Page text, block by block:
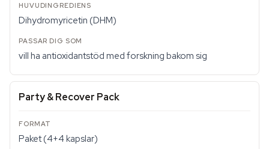
Dihydromyricetin (DHM)
vill ha antioxidantstöd med forskning bakom sig
Party & Recover Pack
Paket (4+4 kapslar)